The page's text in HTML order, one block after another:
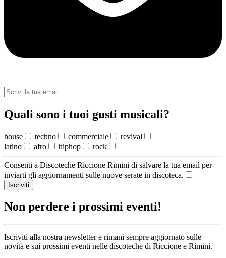
Quali sono i tuoi gusti musicali?
house techno commerciale
revival
latino
afro hiphop rock
Consenti a Discoteche Riccione Rimini di salvare la tua email per
inviarti gli aggiornamenti sulle nuove serate in discoteca.
Iscriviti
Non perdere i prossimi eventi!
Iscriviti alla nostra newsletter e rimani sempre aggiornato sulle
novità e sui prossimi eventi nelle discoteche di Riccione e Rimini.